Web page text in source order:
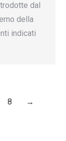
dal
della
indicati
8 →